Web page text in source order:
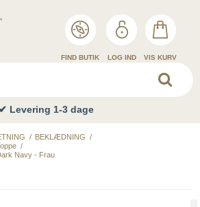
FIND BUTIK LOG IND VIS KURV
✔ Levering 1-3 dage
/ BEKLÆDNING /
/
Navy - Frau